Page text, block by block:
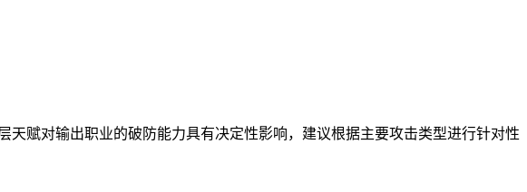
赋对输出职业的破防能力具有决定性影响，建议根据主要攻击类型进行针对性